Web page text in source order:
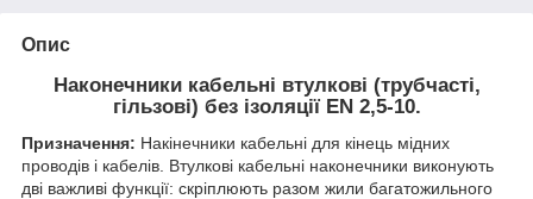
Опис
Наконечники кабельні втулкові (трубчасті,
гільзові) без ізоляції EN 2,5-10.
Призначення: Накінечники кабельні для кінець мідних
проводів і кабелів. Втулкові кабельні наконечники виконують
дві важливі функції: скріплюють разом жили багатожильного